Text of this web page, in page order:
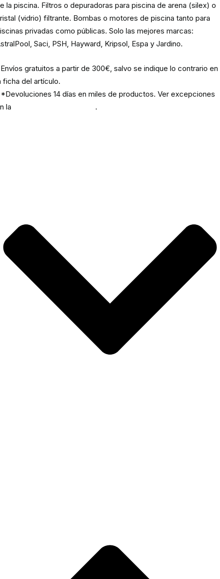
la piscina. Filtros o depuradoras para piscina de arena (silex) o
(vidrio) filtrante. Bombas o motores de piscina tanto para
privadas como públicas. Solo las mejores marcas:
Saci, PSH, Hayward, Kripsol, Espa y Jardino.
gratuitos a partir de 300€, salvo se indique lo contrario en
ficha del artículo.
14 días en miles de productos. Ver excepciones
la
.